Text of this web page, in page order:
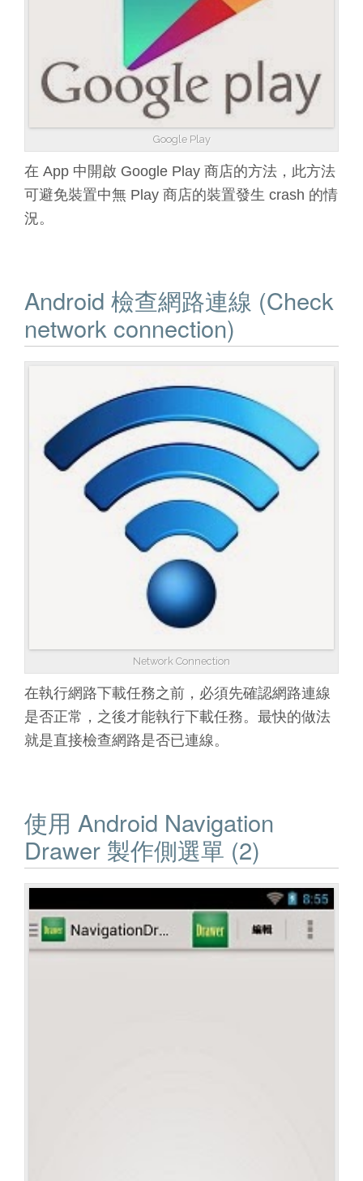
Google Play
在 App 中開啟 Google Play 商店的方法，此方法
可避免裝置中無 Play 商店的裝置發生 crash 的情
況。
Android 檢查網路連線 (Check
network connection)
Network Connection
在執行網路下載任務之前，必須先確認網路連線
是否正常，之後才能執行下載任務。最快的做法
就是直接檢查網路是否已連線。
使用 Android Navigation
Drawer 製作側選單 (2)